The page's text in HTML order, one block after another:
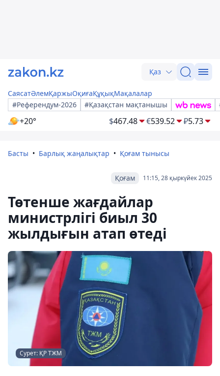
Қаз
СаясатӘлемҚаржыОқиғаҚұқықМақалалар
#Референдум-2026
#Қазақстан мақтанышы
+20° $467.48 €539.52 ₽5.73
Басты Барлық жаңалықтар Қоғам тынысы
11:15, 28 қыркүйек 2025
Қоғам
Төтенше жағдайлар
министрлігі биыл 30
жылдығын атап өтеді
Сурет: ҚР ТЖМ